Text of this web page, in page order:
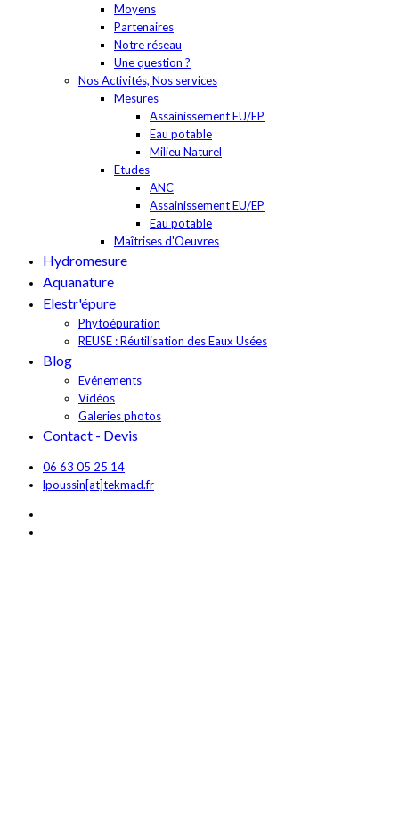
Moyens
Partenaires
Notre réseau
Une question ?
Nos Activités, Nos services
Mesures
Assainissement EU/EP
Eau potable
Milieu Naturel
Etudes
ANC
Assainissement EU/EP
Eau potable
Maîtrises d'Oeuvres
Hydromesure
Aquanature
Elestr'épure
Phytoépuration
REUSE : Réutilisation des Eaux Usées
Blog
Evénements
Vidéos
Galeries photos
Contact - Devis
06 63 05 25 14
lpoussin[at]tekmad.fr